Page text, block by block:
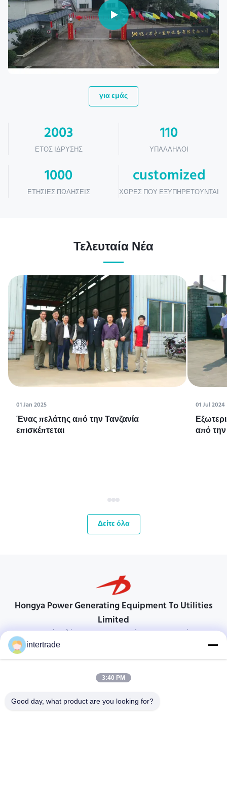
για εμάς
2003
ΈΤΟΣ ΊΔΡΥΣΗΣ
110
ΥΠΆΛΛΗΛΟΙ
1000
ΕΤΉΣΙΕΣ ΠΩΛΉΣΕΙΣ
customized
ΧΏΡΕΣ ΠΟΥ ΕΞΥΠΗΡΕΤΟΎΝΤΑΙ
Τελευταία Νέα
01 Jan 2025
Ένας πελάτης από την Τανζανία
επισκέπτεται
01 Jul 2024
από
Δείτε όλα
Hongya Power Generating Equipment To Utilities
Limited
προσαρμοσμένες λύσεις για να ανταποκρίνονται στις απαιτήσεις των
Χωριό Anxi, πόλη Yuping, νομός Hongya, Κίνα
86-28-37561966-8:00
intertrade
3:40 PM
Good day, what product are you looking for?